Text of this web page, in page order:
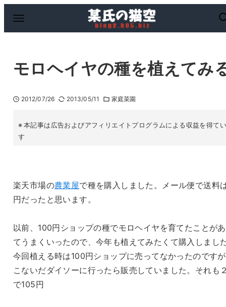
モロヘイヤの種を植えてみ
2012/07/26 2013/05/11 家庭菜園
本記事は広告およびアフィリエイトプログラムによる収益を得て
す
楽天市場の農業屋で種を購入しました。メール便で送料
円だったと思います。
以前、100円ショップの種でモロヘイヤを育てたことが
てうまくいったので、今年も植えてみたくて購入しまし
今回植える時は100円ショップに売ってなかったのです
こないだダイソーに行ったら販売していました。それも
で105円